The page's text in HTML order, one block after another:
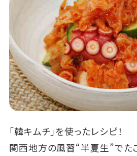
「韓キムチ」を使ったレシピ！
関西地方の風習“半夏生”でた